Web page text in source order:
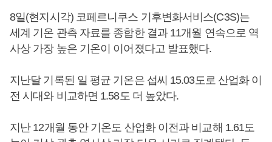
8일(현지시각) 코페르니쿠스 기후변화서비스(C3S)는
세계 기온 관측 자료를 종합한 결과 11개월 연속으로 역
사상 가장 높은 기온이 이어졌다고 발표했다.
지난달 기록된 일 평균 기온은 섭씨 15.03도로 산업화 이
전 시대와 비교하면 1.58도 더 높았다.
지난 12개월 동안 기온도 산업화 이전과 비교해 1.61도